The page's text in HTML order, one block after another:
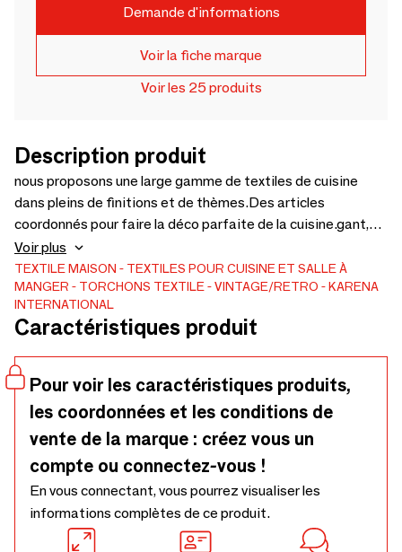
Demande d'informations
Voir la fiche marque
Voir les 25 produits
Description produit
nous proposons une large gamme de textiles de cuisine
dans pleins de finitions et de thèmes.Des articles
coordonnés pour faire la déco parfaite de la cuisine.gant,
manique, torchon et essuie éponge font un ensemble.Pour
certains dessins vous pouvez coordonner un tablier.tous les
produits sont en coton d'une excellente qualité et d'une
longue durabilité.
Voir plus
TEXTILE MAISON
TEXTILES POUR CUISINE ET SALLE À
MANGER
TORCHONS TEXTILE VINTAGE/RETRO
KARENA
INTERNATIONAL
Caractéristiques produit
Pour voir les caractéristiques produits,
les coordonnées et les conditions de
vente de la marque : créez vous un
compte ou connectez-vous !
En vous connectant, vous pourrez visualiser les
informations complètes de ce produit.